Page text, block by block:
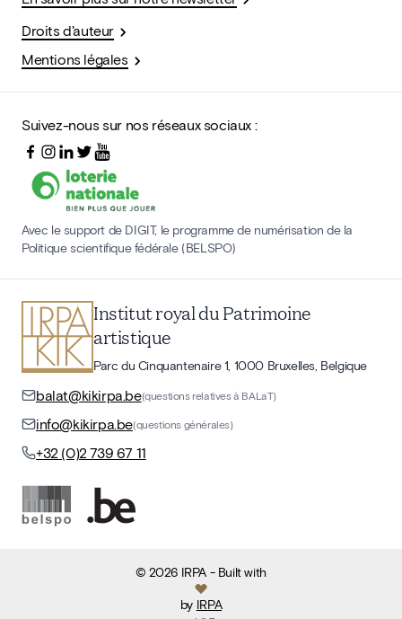
Droits d'auteur
Mentions légales
Suivez-nous sur nos réseaux sociaux :
Avec le support de DIGIT, le programme de numérisation de la
Politique scientifique fédérale (BELSPO)
Institut royal du Patrimoine
artistique
Parc du Cinquantenaire 1, 1000 Bruxelles, Belgique
balat@kikirpa.be(questions relatives à BALaT)
info@kikirpa.be(questions générales)
+32 (0)2 739 67 11
©2026 IRPA- Built with
by IRPA